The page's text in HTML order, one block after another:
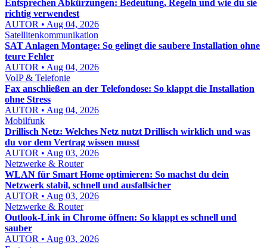
Entsprechen Abkürzungen: Bedeutung, Regeln und wie du sie
richtig verwendest
AUTOR • Aug 04, 2026
Satellitenkommunikation
SAT Anlagen Montage: So gelingt die saubere Installation ohne
teure Fehler
AUTOR • Aug 04, 2026
VoIP & Telefonie
Fax anschließen an der Telefondose: So klappt die Installation
ohne Stress
AUTOR • Aug 04, 2026
Mobilfunk
Drillisch Netz: Welches Netz nutzt Drillisch wirklich und was
du vor dem Vertrag wissen musst
AUTOR • Aug 03, 2026
Netzwerke & Router
WLAN für Smart Home optimieren: So machst du dein
Netzwerk stabil, schnell und ausfallsicher
AUTOR • Aug 03, 2026
Netzwerke & Router
Outlook-Link in Chrome öffnen: So klappt es schnell und
sauber
AUTOR • Aug 03, 2026